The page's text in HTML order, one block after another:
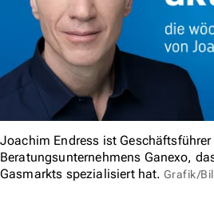
Joachim Endress ist Geschäftsführer
Beratungsunternehmens Ganexo,
Gasmarkts spezialisiert hat. Grafik/